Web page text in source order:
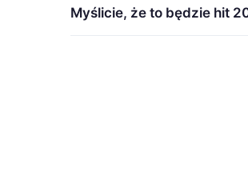
Myślicie, że to będzie hit